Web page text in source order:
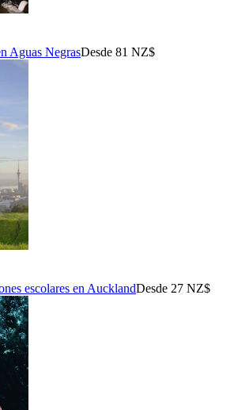
Aguas NegrasDesde 81 NZ$
escolares en AucklandDesde 27 NZ$